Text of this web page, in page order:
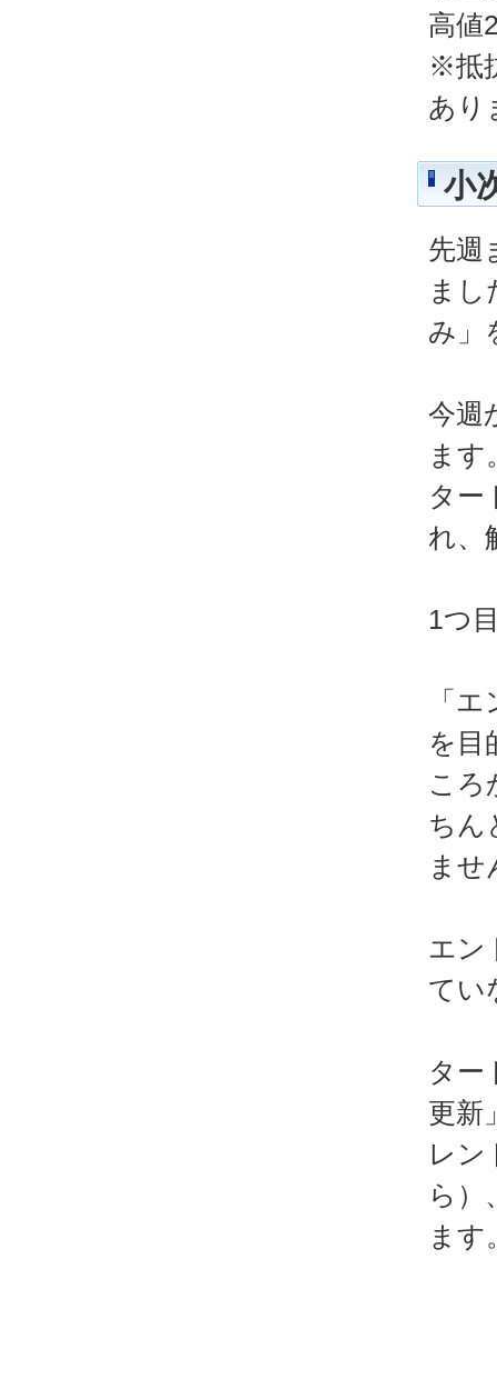
高値
※抵
あり
小
先週
まし
み」
今週
ます
ター
れ、
1つ
「
を目
ころ
ちん
ませ
エン
てい
ター
更新
レン
ら）
ます